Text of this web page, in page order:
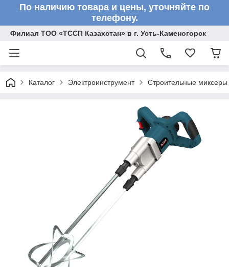
По наличию товара и цены, уточняйте по
телефону.
Филиал ТОО «ТССП Казахстан» в г. Усть-Каменогорск
Каталог Электроинструмент Строительные миксеры